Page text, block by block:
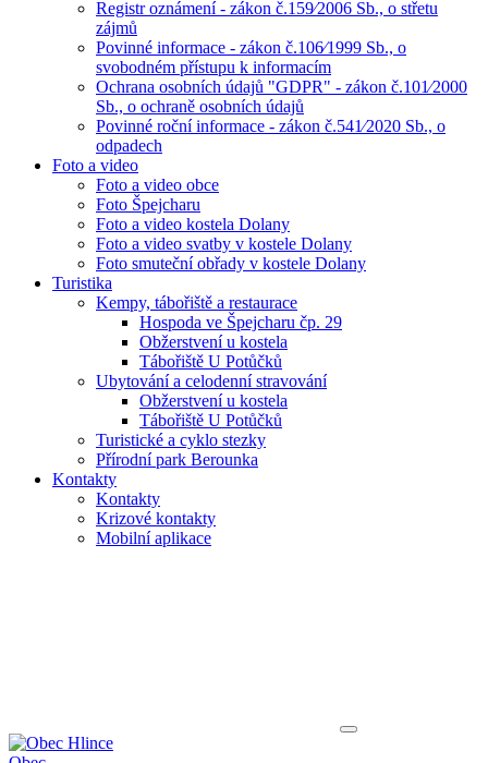
Registr oznámení - zákon č.159⁄2006 Sb., o střetu
zájmů
Povinné informace - zákon č.106⁄1999 Sb., o
svobodném přístupu k informacím
Ochrana osobních údajů "GDPR" - zákon č.101⁄2000
Sb., o ochraně osobních údajů
Povinné roční informace - zákon č.541⁄2020 Sb., o
odpadech
Foto a video
Foto a video obce
Foto Špejcharu
Foto a video kostela Dolany
Foto a video svatby v kostele Dolany
Foto smuteční obřady v kostele Dolany
Turistika
Kempy, tábořiště a restaurace
Hospoda ve Špejcharu čp. 29
Obžerstvení u kostela
Tábořiště U Potůčků
Ubytování a celodenní stravování
Obžerstvení u kostela
Tábořiště U Potůčků
Turistické a cyklo stezky
Přírodní park Berounka
Kontakty
Kontakty
Krizové kontakty
Mobilní aplikace